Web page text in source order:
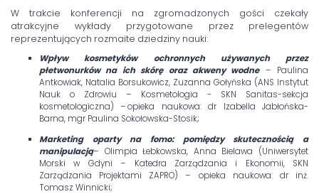
W trakcie konferencji na zgromadzonych gości czekały
atrakcyjne wykłady przygotowane przez prelegentów
reprezentujących rozmaite dziedziny nauki:
Wpływ kosmetyków ochronnych używanych przez
płetwonurków na ich skórę oraz akweny wodne– Paulina
Antkowiak, Natalia Borsukowicz, Zuzanna Gołyńska (ANS Instytut
Nauk o Zdrowiu – Kosmetologia - SKN Sanitas-sekcja
kosmetologiczna) – opieka naukowa: dr Izabella Jabłońska-
Barna, mgr Paulina Sokołowska-Stosik;
Marketing oparty na fomo: pomiędzy skutecznością a
manipulacją– Olimpia Łebkowska, Anna Bielawa (Uniwersytet
Morski w Gdyni – Katedra Zarządzania i Ekonomii, SKN
Zarządzania Projektami ZAPRO) – opieka naukowa: dr inż.
Tomasz Winnicki;